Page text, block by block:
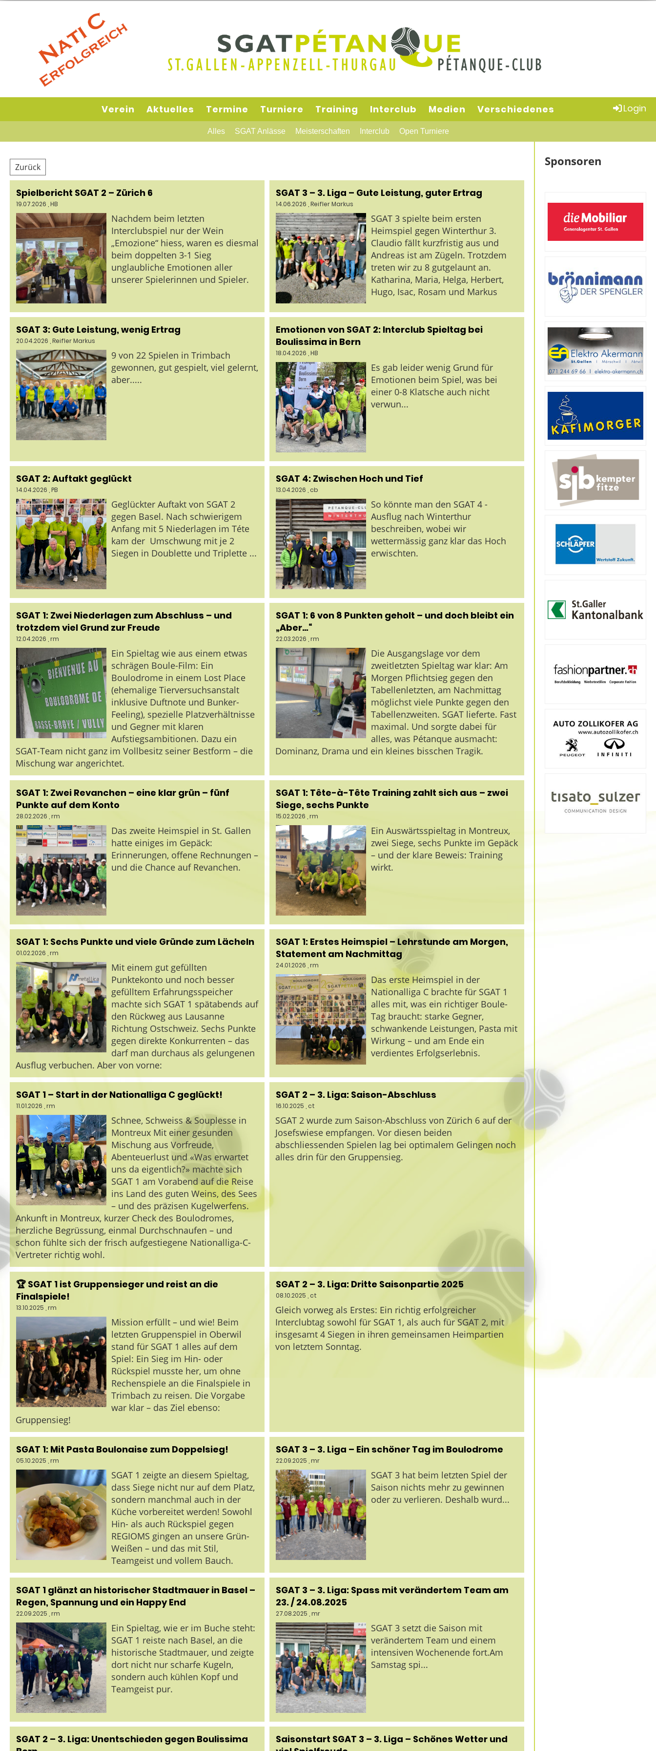
Verein Aktuelles Termine Turniere Training Interclub Medien Verschiedenes Login
Alles SGAT Anlässe Meisterschaften Interclub Open Turniere
Zurück
Spielbericht SGAT 2 – Zürich 6
19.07.2026 , HB
Nachdem beim letzten
Interclubspiel nur der Wein
„Emozione“ hiess, waren es diesmal
beim doppelten 3-1 Sieg
unglaubliche Emotionen aller
unserer Spielerinnen und Spieler.
SGAT 3 – 3. Liga – Gute Leistung, guter Ertrag
14.06.2026 , Reifler Markus
SGAT 3 spielte beim ersten
Heimspiel gegen Winterthur 3.
Claudio fällt kurzfristig aus und
Andreas ist am Zügeln. Trotzdem
treten wir zu 8 gutgelaunt an.
Katharina, Maria, Helga, Herbert,
Hugo, Isac, Rosam und Markus
SGAT 3: Gute Leistung, wenig Ertrag
20.04.2026 , Reifler Markus
9 von 22 Spielen in Trimbach
gewonnen, gut gespielt, viel gelernt,
aber.....
Emotionen von SGAT 2: Interclub Spieltag bei
Boulissima in Bern
18.04.2026 , HB
Es gab leider wenig Grund für
Emotionen beim Spiel, was bei
einer 0-8 Klatsche auch nicht
verwun...
SGAT 2: Auftakt geglückt
14.04.2026 , PB
Geglückter Auftakt von SGAT 2
gegen Basel. Nach schwierigem
Anfang mit 5 Niederlagen im Téte
kam der Umschwung mit je 2
Siegen in Doublette und Triplette ...
SGAT 4: Zwischen Hoch und Tief
13.04.2026 , cb
So könnte man den SGAT 4 -
Ausflug nach Winterthur
beschreiben, wobei wir
wettermässig ganz klar das Hoch
erwischten.
SGAT 1: Zwei Niederlagen zum Abschluss – und
trotzdem viel Grund zur Freude
12.04.2026 , rm
Ein Spieltag wie aus einem etwas
schrägen Boule-Film: Ein
Boulodrome in einem Lost Place
(ehemalige Tierversuchsanstalt
inklusive Duftnote und Bunker-
Feeling), spezielle Platzverhältnisse
und Gegner mit klaren
Aufstiegsambitionen. Dazu ein
SGAT-Team nicht ganz im Vollbesitz seiner Bestform – die
Mischung war angerichtet.
SGAT 1: 6 von 8 Punkten geholt – und doch bleibt ein
„Aber…“
22.03.2026 , rm
Die Ausgangslage vor dem
zweitletzten Spieltag war klar: Am
Morgen Pflichtsieg gegen den
Tabellenletzten, am Nachmittag
möglichst viele Punkte gegen den
Tabellenzweiten. SGAT lieferte. Fast
maximal. Und sorgte dabei für
alles, was Pétanque ausmacht:
Dominanz, Drama und ein kleines bisschen Tragik.
SGAT 1: Zwei Revanchen – eine klar grün – fünf
Punkte auf dem Konto
28.02.2026 , rm
Das zweite Heimspiel in St. Gallen
hatte einiges im Gepäck:
Erinnerungen, offene Rechnungen –
und die Chance auf Revanchen.
SGAT 1: Tête-à-Tête Training zahlt sich aus – zwei
Siege, sechs Punkte
15.02.2026 , rm
Ein Auswärtsspieltag in Montreux,
zwei Siege, sechs Punkte im Gepäck
– und der klare Beweis: Training
wirkt.
SGAT 1: Sechs Punkte und viele Gründe zum Lächeln
01.02.2026 , rm
Mit einem gut gefüllten
Punktekonto und noch besser
gefülltem Erfahrungsspeicher
machte sich SGAT 1 spätabends auf
den Rückweg aus Lausanne
Richtung Ostschweiz. Sechs Punkte
gegen direkte Konkurrenten – das
darf man durchaus als gelungenen
Ausflug verbuchen. Aber von vorne:
SGAT 1: Erstes Heimspiel – Lehrstunde am Morgen,
Statement am Nachmittag
24.01.2026 , rm
Das erste Heimspiel in der
Nationalliga C brachte für SGAT 1
alles mit, was ein richtiger Boule-
Tag braucht: starke Gegner,
schwankende Leistungen, Pasta mit
Wirkung – und am Ende ein
verdientes Erfolgserlebnis.
SGAT 1 – Start in der Nationalliga C geglückt!
11.01.2026 , rm
Schnee, Schweiss & Souplesse in
Montreux Mit einer gesunden
Mischung aus Vorfreude,
Abenteuerlust und «Was erwartet
uns da eigentlich?» machte sich
SGAT 1 am Vorabend auf die Reise
ins Land des guten Weins, des Sees
– und des präzisen Kugelwerfens.
Ankunft in Montreux, kurzer Check des Boulodromes,
herzliche Begrüssung, einmal Durchschnaufen – und
schon fühlte sich der frisch aufgestiegene Nationalliga-C-
Vertreter richtig wohl.
SGAT 2 – 3. Liga: Saison-Abschluss
16.10.2025 , ct
SGAT 2 wurde zum Saison-Abschluss von Zürich 6 auf der
Josefswiese empfangen. Vor diesen beiden
abschliessenden Spielen lag bei optimalem Gelingen noch
alles drin für den Gruppensieg.
🏆 SGAT 1 ist Gruppensieger und reist an die
Finalspiele!
13.10.2025 , rm
Mission erfüllt – und wie! Beim
letzten Gruppenspiel in Oberwil
stand für SGAT 1 alles auf dem
Spiel: Ein Sieg im Hin- oder
Rückspiel musste her, um ohne
Rechenspiele an die Finalspiele in
Trimbach zu reisen. Die Vorgabe
war klar – das Ziel ebenso:
Gruppensieg!
SGAT 2 – 3. Liga: Dritte Saisonpartie 2025
08.10.2025 , ct
Gleich vorweg als Erstes: Ein richtig erfolgreicher
Interclubtag sowohl für SGAT 1, als auch für SGAT 2, mit
insgesamt 4 Siegen in ihren gemeinsamen Heimpartien
von letztem Sonntag.
SGAT 1: Mit Pasta Boulonaise zum Doppelsieg!
05.10.2025 , rm
SGAT 1 zeigte an diesem Spieltag,
dass Siege nicht nur auf dem Platz,
sondern manchmal auch in der
Küche vorbereitet werden! Sowohl
Hin- als auch Rückspiel gegen
REGIOMS gingen an unsere Grün-
Weißen – und das mit Stil,
Teamgeist und vollem Bauch.
SGAT 3 – 3. Liga – Ein schöner Tag im Boulodrome
22.09.2025 , mr
SGAT 3 hat beim letzten Spiel der
Saison nichts mehr zu gewinnen
oder zu verlieren. Deshalb wurd...
SGAT 1 glänzt an historischer Stadtmauer in Basel –
Regen, Spannung und ein Happy End
22.09.2025 , rm
Ein Spieltag, wie er im Buche steht:
SGAT 1 reiste nach Basel, an die
historische Stadtmauer, und zeigte
dort nicht nur scharfe Kugeln,
sondern auch kühlen Kopf und
Teamgeist pur.
SGAT 3 – 3. Liga: Spass mit verändertem Team am
23. / 24.08.2025
27.08.2025 , mr
SGAT 3 setzt die Saison mit
verändertem Team und einem
intensiven Wochenende fort.Am
Samstag spi...
SGAT 2 – 3. Liga: Unentschieden gegen Boulissima
Saisonstart SGAT 3 – 3. Liga – Schönes Wetter und
Sponsoren